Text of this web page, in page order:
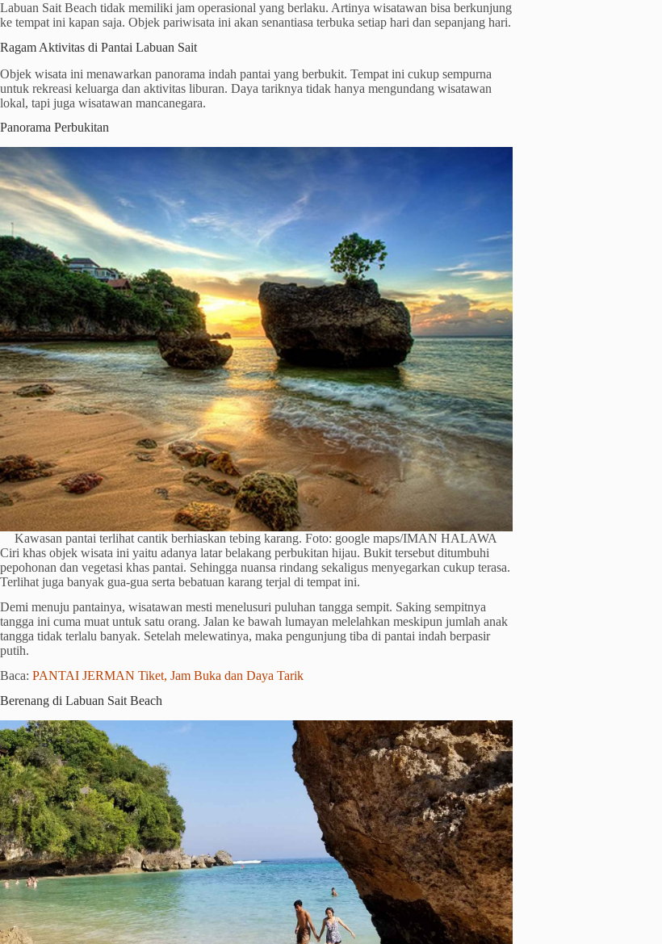
Labuan Sait Beach tidak memiliki jam operasional yang berlaku. Artinya wisatawan bisa berkunjung
ke tempat ini kapan saja. Objek pariwisata ini akan senantiasa terbuka setiap hari dan sepanjang hari.
Ragam Aktivitas di Pantai Labuan Sait
Objek wisata ini menawarkan panorama indah pantai yang berbukit. Tempat ini cukup sempurna
untuk rekreasi keluarga dan aktivitas liburan. Daya tariknya tidak hanya mengundang wisatawan
lokal, tapi juga wisatawan mancanegara.
Panorama Perbukitan
Kawasan pantai terlihat cantik berhiaskan tebing karang. Foto: google maps/IMAN HALAWA
Ciri khas objek wisata ini yaitu adanya latar belakang perbukitan hijau. Bukit tersebut ditumbuhi
pepohonan dan vegetasi khas pantai. Sehingga nuansa rindang sekaligus menyegarkan cukup terasa.
Terlihat juga banyak gua-gua serta bebatuan karang terjal di tempat ini.
Demi menuju pantainya, wisatawan mesti menelusuri puluhan tangga sempit. Saking sempitnya
tangga ini cuma muat untuk satu orang. Jalan ke bawah lumayan melelahkan meskipun jumlah anak
tangga tidak terlalu banyak. Setelah melewatinya, maka pengunjung tiba di pantai indah berpasir
putih.
Baca: PANTAI JERMAN Tiket, Jam Buka dan Daya Tarik
Berenang di Labuan Sait Beach